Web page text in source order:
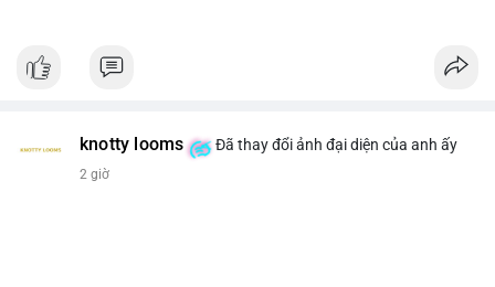
knotty looms Đã thay đổi ảnh đại diện của anh ấy
2 giờ